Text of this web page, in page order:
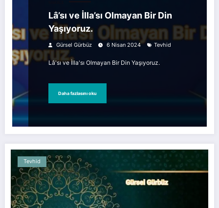
Lâ’sı ve İlla’sı Olmayan Bir Din
Yaşıyoruz.
Gürsel Gürbüz 6 Nisan 2024 Tevhid
Lâ'sı ve İlla'sı Olmayan Bir Din Yaşıyoruz.
Daha fazlasını oku
Tevhid